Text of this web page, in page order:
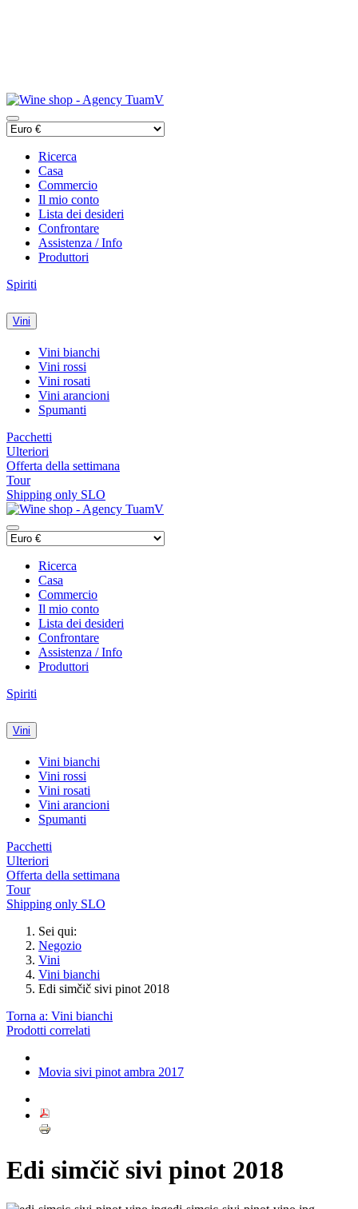
Ricerca
Casa
Commercio
Il mio conto
Lista dei desideri
Confrontare
Assistenza / Info
Produttori
Spiriti
Vini
Vini bianchi
Vini rossi
Vini rosati
Vini arancioni
Spumanti
Pacchetti
Ulteriori
Offerta della settimana
Tour
Shipping only SLO
Ricerca
Casa
Commercio
Il mio conto
Lista dei desideri
Confrontare
Assistenza / Info
Produttori
Spiriti
Vini
Vini bianchi
Vini rossi
Vini rosati
Vini arancioni
Spumanti
Pacchetti
Ulteriori
Offerta della settimana
Tour
Shipping only SLO
Sei qui:
Negozio
Vini
Vini bianchi
Edi simčič sivi pinot 2018
Torna a: Vini bianchi
Prodotti correlati
Movia sivi pinot ambra 2017
Edi simčič sivi pinot 2018